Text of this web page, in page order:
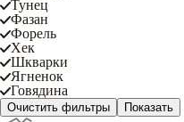
Тунец
Фазан
Форель
Хек
Шкварки
Ягненок
Говядина
Очистить фильтры Показать